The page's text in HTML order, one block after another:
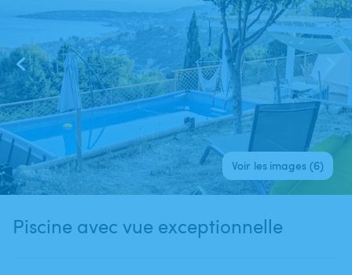
Voir les images (6)
Piscine avec vue exceptionnelle